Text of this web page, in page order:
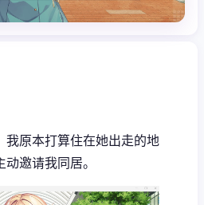
我原本打算住在她出走的地
邀请我同居。